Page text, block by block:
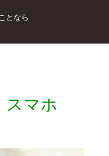
となら
スマホ